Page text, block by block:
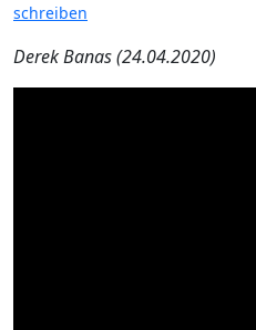
schreiben
Derek Banas (24.04.2020)